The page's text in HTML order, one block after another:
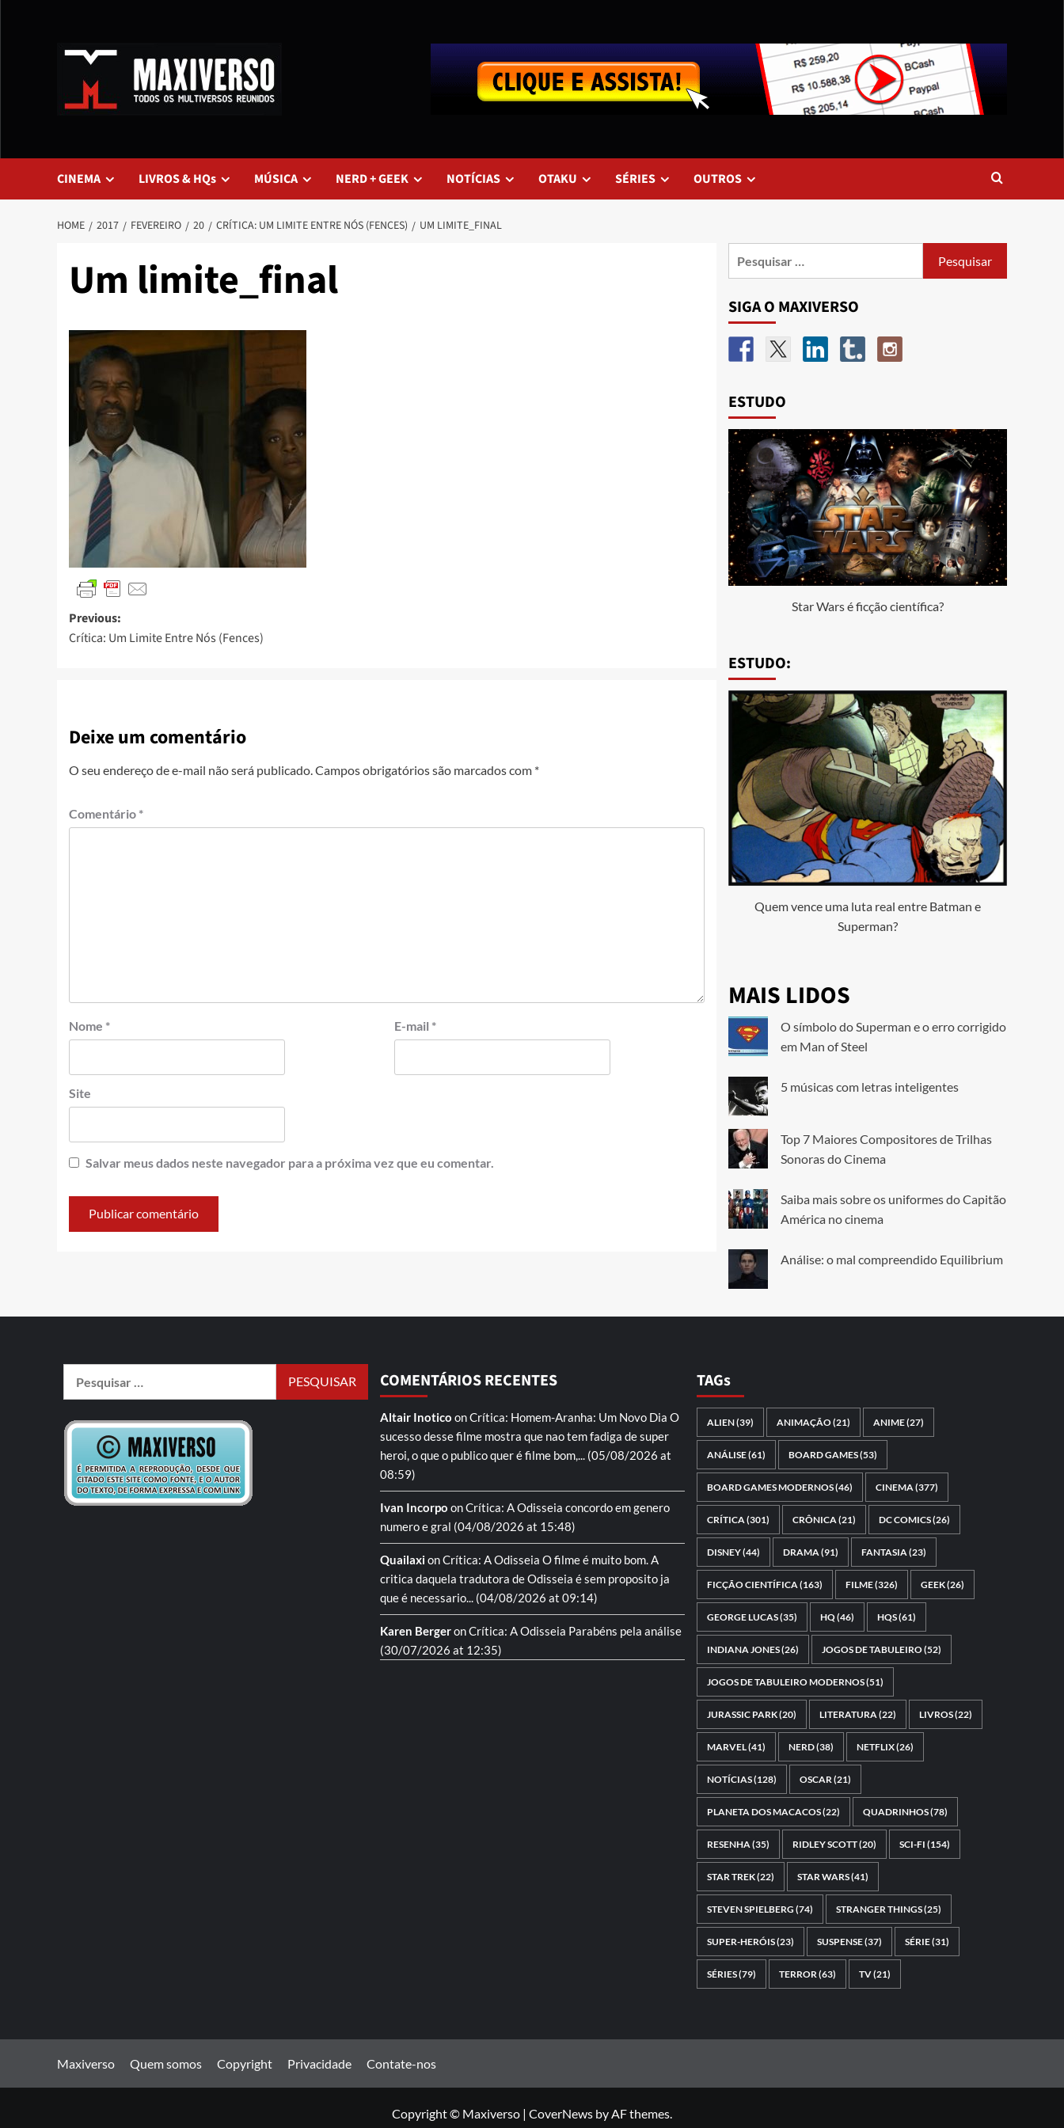
CINEMA LIVROS & HQs MÚSICA NERD + GEEK NOTÍCIAS OTAKU SÉRIES OUTROS
HOME 2017 FEVEREIRO 20 CRÍTICA: UM LIMITE ENTRE NÓS (FENCES) UM LIMITE_FINAL
Um limite_final
Previous:
Crítica: Um Limite Entre Nós (Fences)
Deixe um comentário
O seu endereço de e-mail não será publicado.Campos obrigatórios são marcados com *
Comentário *
Nome * E-mail *
Site
Salvar meus dados neste navegador para a próxima vez que eu comentar.
SIGA O MAXIVERSO
ESTUDO
Star Wars é ficção científica?
ESTUDO:
Quem vence uma luta real entre Batman e
Superman?
MAIS LIDOS
O símbolo do Superman e o erro corrigido
em Man of Steel
5 músicas com letras inteligentes
Top 7 Maiores Compositores de Trilhas
Sonoras do Cinema
Saiba mais sobre os uniformes do Capitão
América no cinema
Análise: o mal compreendido Equilibrium
COMENTÁRIOS RECENTES
Altair Inotico onCrítica: Homem-Aranha: Um Novo Dia O
sucesso desse filme mostra que nao tem fadiga de super
heroi, o que o publico quer é filme bom,... (05/08/2026 at
08:59)
Ivan Incorpo onCrítica: A Odisseia concordo em genero
numero e gral (04/08/2026 at 15:48)
QuailaxionCrítica: A Odisseia O filme é muito bom. A
critica daquela tradutora de Odisseia é sem proposito ja
que é necessario... (04/08/2026 at 09:14)
Karen BergeronCrítica: A Odisseia Parabéns pela análise
(30/07/2026 at 12:35)
TAGs
ALIEN(39) ANIMAÇÃO(21) ANIME(27)
ANÁLISE(61) BOARD GAMES(53)
BOARD GAMES MODERNOS(46) CINEMA (377)
CRÍTICA (301) CRÔNICA (21) DC COMICS(26)
DISNEY(44) DRAMA (91) FANTASIA (23)
FICÇÃO CIENTÍFICA (163) FILME(326) GEEK(26)
GEORGE LUCAS(35) HQ(46) HQS(61)
INDIANA JONES(26) JOGOS DE TABULEIRO(52)
JOGOS DE TABULEIRO MODERNOS(51)
JURASSIC PARK(20) LITERATURA (22) LIVROS(22)
MARVEL(41) NERD(38) NETFLIX(26)
NOTÍCIAS(128) OSCAR (21)
PLANETA DOS MACACOS(22) QUADRINHOS(78)
RESENHA (35) RIDLEY SCOTT(20) SCI-FI (154)
STAR TREK(22) STAR WARS(41)
STEVEN SPIELBERG (74) STRANGER THINGS(25)
SUPER-HERÓIS(23) SUSPENSE(37) SÉRIE(31)
SÉRIES(79) TERROR (63) TV(21)
Maxiverso Quem somos Copyright Privacidade Contate-nos
Copyright © Maxiverso | CoverNews by AF themes.